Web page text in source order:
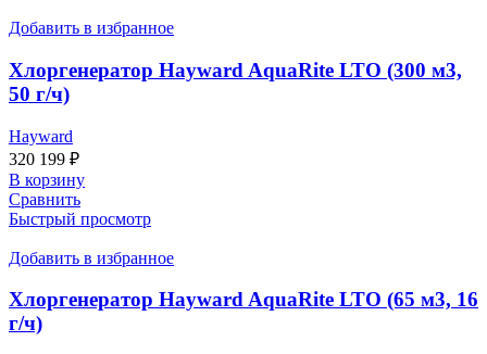
Добавить в избранное
Хлоргенератор Hayward AquaRite LTO (300 м3,
50 г/ч)
Hayward
320 199 ₽
В корзину
Сравнить
Быстрый просмотр
Добавить в избранное
Хлоргенератор Hayward AquaRite LTO (65 м3, 16
г/ч)